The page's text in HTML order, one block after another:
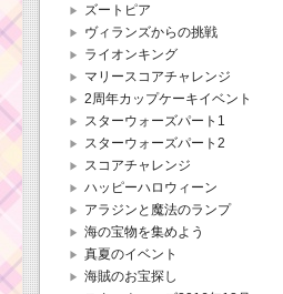
ズートピア
ヴィランズからの挑戦
ライオンキング
マリースコアチャレンジ
2周年カップケーキイベント
スターウォーズパート1
スターウォーズパート2
スコアチャレンジ
ハッピーハロウィーン
アラジンと魔法のランプ
海の宝物を集めよう
真夏のイベント
海賊のお宝探し